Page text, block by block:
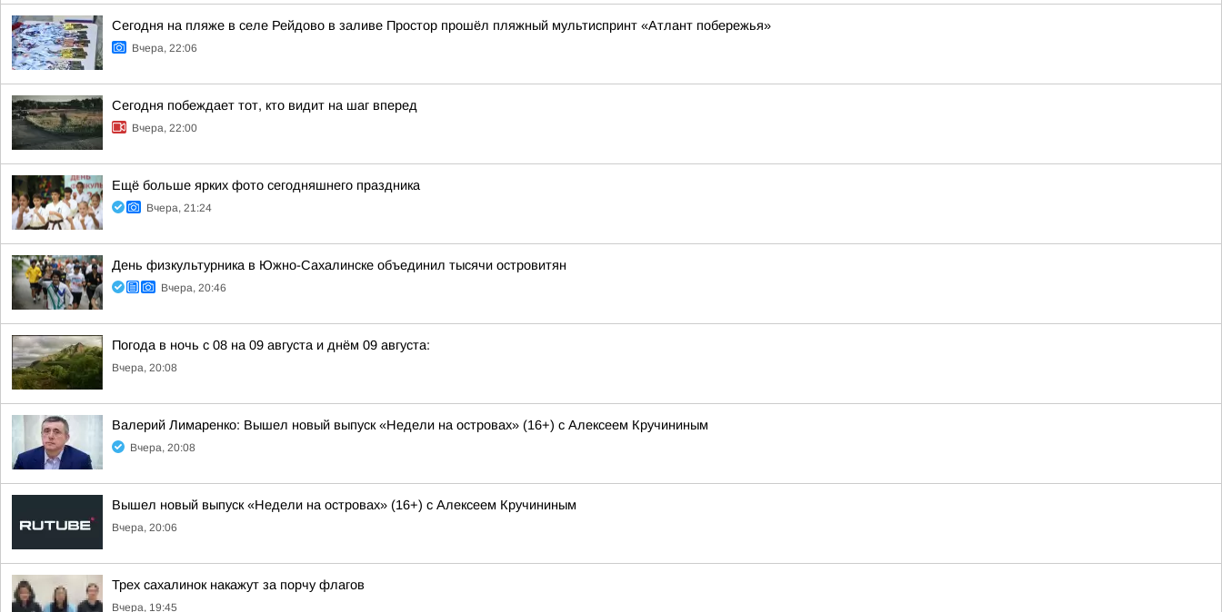
Сегодня на пляже в селе Рейдово в заливе Простор прошёл пляжный мультиспринт «Атлант побережья»
Вчера, 22:06
Сегодня побеждает тот, кто видит на шаг вперед
Вчера, 22:00
Ещё больше ярких фото сегодняшнего праздника
Вчера, 21:24
День физкультурника в Южно-Сахалинске объединил тысячи островитян
Вчера, 20:46
Погода в ночь с 08 на 09 августа и днём 09 августа:
Вчера, 20:08
Валерий Лимаренко: Вышел новый выпуск «Недели на островах» (16+) с Алексеем Кручининым
Вчера, 20:08
Вышел новый выпуск «Недели на островах» (16+) с Алексеем Кручининым
Вчера, 20:06
Трех сахалинок накажут за порчу флагов
Вчера, 19:45